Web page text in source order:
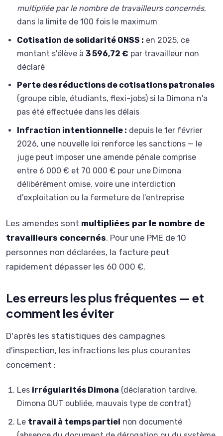
multipliée par le nombre de travailleurs concernés,
dans la limite de 100 fois le maximum
Cotisation de solidarité ONSS : en 2025, ce
montant s'élève à3 596,72 € par travailleur non
déclaré
Perte des réductions de cotisations patronales
(groupe cible, étudiants, flexi-jobs) si la Dimona n'a
pas été effectuée dans les délais
Infraction intentionnelle : depuis le 1er février
2026, une nouvelle loi renforce les sanctions — le
juge peut imposer une amende pénale comprise
entre 6 000 € et 70 000 € pour une Dimona
délibérément omise, voire une interdiction
d'exploitation ou la fermeture de l'entreprise
Les amendes sont multipliées par le nombre de
travailleurs concernés. Pour une PME de 10
personnes non déclarées, la facture peut
rapidement dépasser les 60 000 €.
Les erreurs les plus fréquentes — et
comment les éviter
D'après les statistiques des campagnes
d'inspection, les infractions les plus courantes
concernent :
Les irrégularités Dimona (déclaration tardive,
Dimona OUT oubliée, mauvais type de contrat)
Le travail à temps partiel non documenté